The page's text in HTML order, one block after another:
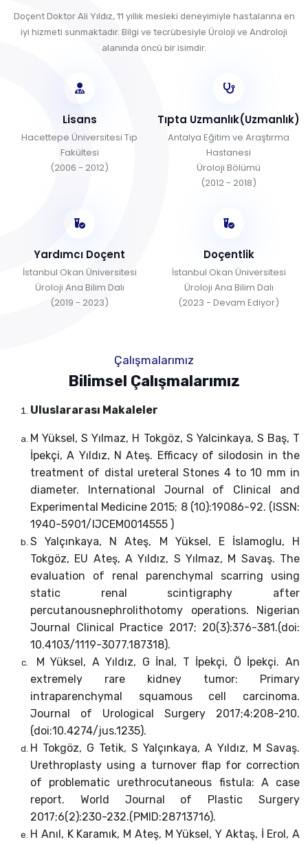
Doçent Doktor Ali Yıldız, 11 yıllık mesleki deneyimiyle hastalarına en
iyi hizmeti sunmaktadır. Bilgi ve tecrübesiyle Üroloji ve Androloji
alanında öncü bir isimdir.
Lisans
Hacettepe Üniversitesi Tıp
Fakültesi
(2006 - 2012)
Tıpta Uzmanlık(Uzmanlık)
Antalya Eğitim ve Araştırma
Hastanesi
Üroloji Bölümü
(2012 - 2018)
Yardımcı Doçent
İstanbul Okan Üniversitesi
Üroloji Ana Bilim Dalı
(2019 - 2023)
Doçentlik
İstanbul Okan Üniversitesi
Üroloji Ana Bilim Dalı
(2023 - Devam Ediyor)
Çalışmalarımız
Bilimsel Çalışmalarımız
Uluslararası Makaleler
M Yüksel, S Yılmaz, H Tokgöz, S Yalcinkaya, S Baş, T
İpekçi, A Yıldız, N Ateş. Efficacy of silodosin in the
treatment of distal ureteral Stones 4 to 10 mm in
diameter. International Journal of Clinical and
Experimental Medicine 2015; 8 (10):19086-92. (ISSN:
1940-5901/IJCEM0014555 )
S Yalçınkaya, N Ateş, M Yüksel, E İslamoglu, H
Tokgöz, EU Ateş, A Yıldız, S Yılmaz, M Savaş. The
evaluation of renal parenchymal scarring using
static renal scintigraphy after
percutanousnephrolithotomy operations. Nigerian
Journal Clinical Practice 2017; 20(3):376-381.(doi:
10.4103/1119-3077.187318).
M Yüksel, A Yıldız, G İnal, T İpekçi, Ö İpekçi. An
extremely rare kidney tumor: Primary
intraparenchymal squamous cell carcinoma.
Journal of Urological Surgery 2017;4:208-210.
(doi:10.4274/jus.1235).
H Tokgöz, G Tetik, S Yalçınkaya, A Yıldız, M Savaş.
Urethroplasty using a turnover flap for correction
of problematic urethrocutaneous fistula: A case
report. World Journal of Plastic Surgery
2017;6(2):230-232.(PMID:28713716).
H Anıl, K Karamık, M Ateş, M Yüksel, Y Aktaş, İ Erol, A